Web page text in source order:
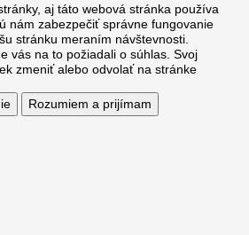
aj táto webová stránka používa
nám zabezpečiť správne fungovanie
stránku meraním návštevnosti.
vás na to požiadali o súhlas. Svoj
zmeniť alebo odvolať na stránke
Rozumiem a prijímam